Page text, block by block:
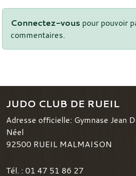
Connectez-vous pour pouvoir
commentaires.
JUDO CLUB DE RUEIL
Adresse officielle: Gymnase Jean
Néel
92500 RUEIL MALMAISON
Tél. : 01 47 51 86 27